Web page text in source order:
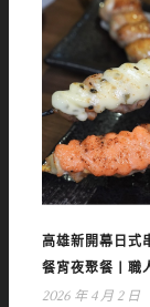
高雄新開幕日式
餐宵夜聚餐丨職
2026 年 4 月 2 日